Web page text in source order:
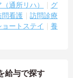
通所リハ）
グ
問看護
訪問診療
ョートステイ
養
給与で探す